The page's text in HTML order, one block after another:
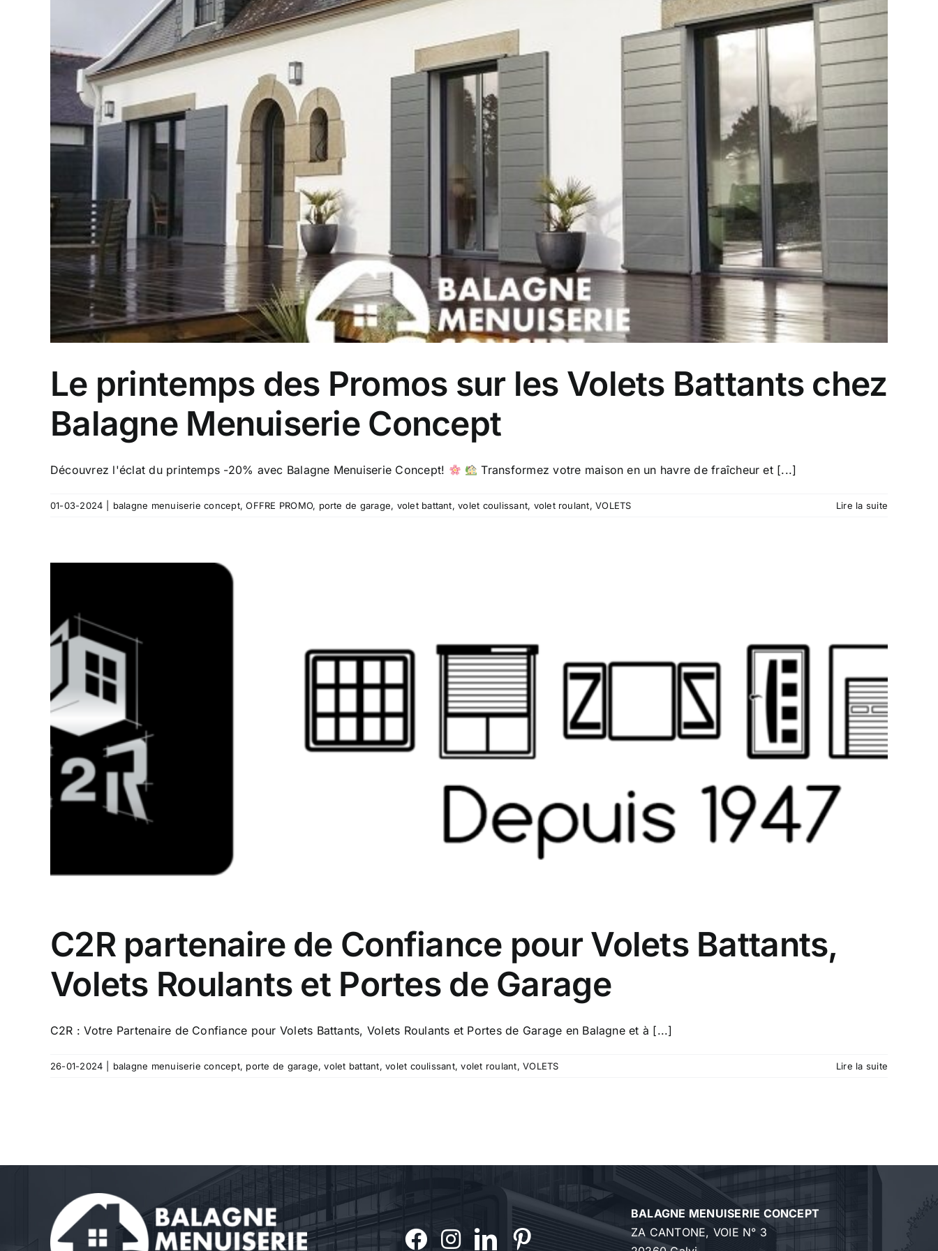
Le printemps des Promos sur les Volets Battants chez
Balagne Menuiserie Concept
Découvrez l'éclat du printemps -20% avec Balagne Menuiserie Concept! Transformez votre maison en un havre de fraîcheur et [...]
01-03-2024 balagne menuiserie concept,OFFRE PROMO, porte de garage, volet battant,volet coulissant, volet roulant,VOLETS Lire la suite
C2R partenaire de Confiance pour Volets Battants,
Volets Roulants et Portes de Garage
C2R : Votre Partenaire de Confiance pour Volets Battants, Volets Roulants et Portes de Garage en Balagne et à [...]
26-01-2024 balagne menuiserie concept, porte de garage,volet battant,volet coulissant,volet roulant,VOLETS Lire la suite
BALAGNE MENUISERIE CONCEPT
ZA CANTONE, VOIE N° 3